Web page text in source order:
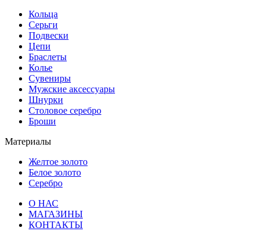
Кольца
Серьги
Подвески
Цепи
Браслеты
Колье
Сувениры
Мужские аксессуары
Шнурки
Столовое серебро
Броши
Материалы
Желтое золото
Белое золото
Серебро
О НАС
МАГАЗИНЫ
КОНТАКТЫ